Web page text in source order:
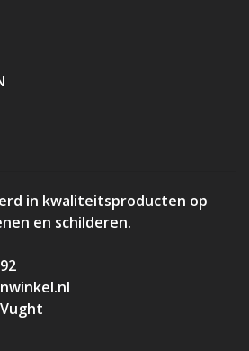
in kwaliteitsproducten op
en schilderen.